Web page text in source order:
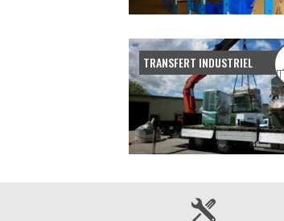
TRANSFERT INDUSTRIEL